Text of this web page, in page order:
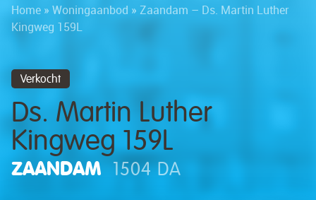
Home » Woningaanbod » Zaandam – Ds. Martin Luther
Kingweg 159L
Verkocht
Ds. Martin Luther
Kingweg 159L
ZAANDAM 1504 DA